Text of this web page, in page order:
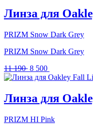
200 .
000 .
Линза для
PRIZM Snow Dark Grey
PRIZM Snow Dark Grey
11 190 Первоначальная
цена
190 .
8 500
цена:
500 .
Линза для
PRIZM HI Pink